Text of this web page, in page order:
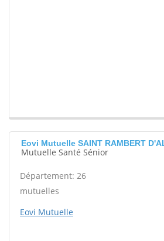
Eovi Mutuelle SAINT RAMBERT
Mutuelle Santé Sénior
Département: 26
mutuelles
Eovi Mutuelle